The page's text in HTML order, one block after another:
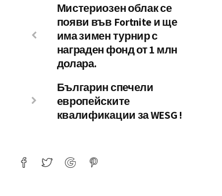
Мистериозен облак се
появи във Fortnite и ще
има зимен турнир с
награден фонд от 1 млн
долара.
Българин спечели
европейските
квалификации за WESG !